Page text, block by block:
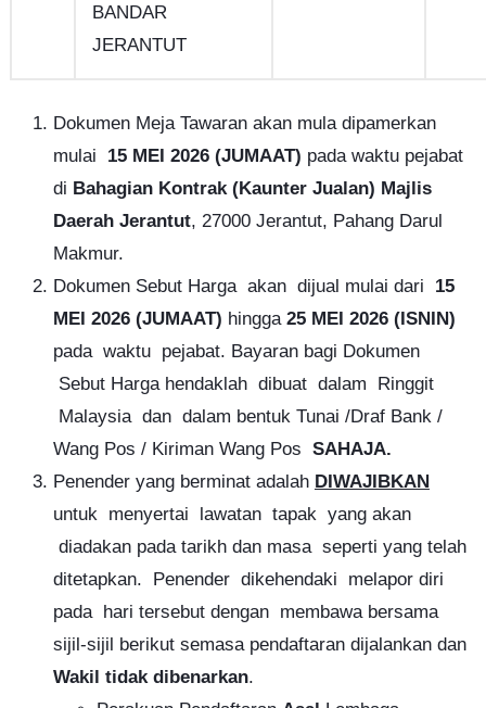
BANDAR
JERANTUT
Dokumen Meja Tawaran akan mula dipamerkan
mulai 15 MEI 2026 (JUMAAT) pada waktu pejabat
di Bahagian Kontrak (Kaunter Jualan) Majlis
Daerah Jerantut, 27000 Jerantut, Pahang Darul
Makmur.
Dokumen Sebut Harga akan dijual mulai dari 15
MEI 2026 (JUMAAT) hingga 25 MEI 2026 (ISNIN)
pada waktu pejabat. Bayaran bagi Dokumen
Sebut Harga hendaklah dibuat dalam Ringgit
Malaysia dan dalam bentuk Tunai /Draf Bank /
Wang Pos / Kiriman Wang Pos SAHAJA.
Penender yang berminat adalah DIWAJIBKAN
untuk menyertai lawatan tapak yang akan
diadakan pada tarikh dan masa seperti yang telah
ditetapkan. Penender dikehendaki melapor diri
pada hari tersebut dengan membawa bersama
sijil-sijil berikut semasa pendaftaran dijalankan dan
Wakil tidak dibenarkan.